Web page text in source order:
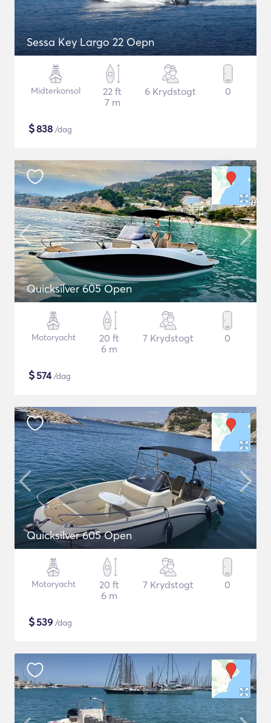
Sessa Key Largo 22 Oepn
Midterkonsol
22 ft
7 m
6 Krydstogt 0
$838 /dag
Quicksilver 605 Open
Motoryacht
20 ft
6 m
7 Krydstogt 0
$574/dag
Quicksilver 605 Open
Motoryacht
20 ft
6 m
7 Krydstogt 0
$539 /dag